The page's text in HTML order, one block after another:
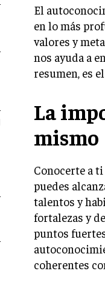
El
en lo más
valores y
nos ayuda a
resumen, es
La
mismo
Conocerte a
puedes
talentos y
fortalezas y
puntos
coherentes